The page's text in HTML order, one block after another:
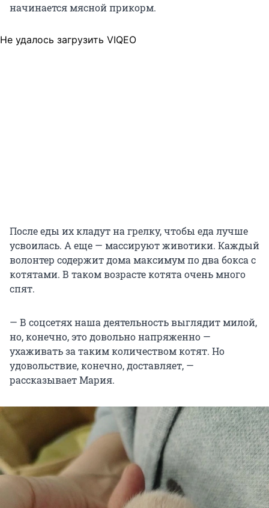
начинается мясной прикорм.
Не удалось загрузить VIQEO
После еды их кладут на грелку, чтобы еда лучше
усвоилась. А еще — массируют животики. Каждый
волонтер содержит дома максимум по два бокса с
котятами. В таком возрасте котята очень много
спят.
— В соцсетях наша деятельность выглядит милой,
но, конечно, это довольно напряженно —
ухаживать за таким количеством котят. Но
удовольствие, конечно, доставляет, —
рассказывает Мария.